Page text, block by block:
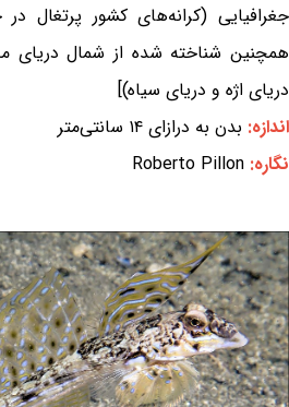
جغرافیایی (کرانه‌های کشور پرتغال
همچنین شناخته شده از شمال دریای
دریای اژه و دریای سیاه)]
اندازه: بدن به درازای ۱۴ سانتی‌متر
نگاره: Roberto Pillon